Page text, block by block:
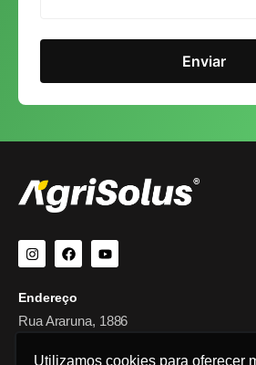
Utilizamos cookies para oferecer
Enviar
Endereço
Rua Araruna, 1886